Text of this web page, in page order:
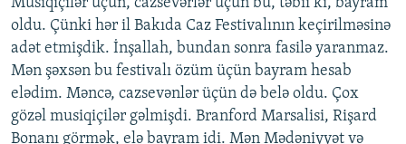
Musiqiçilər üçün, cazsevərlər üçün bu, təbii ki, bayram
oldu. Çünki hər il Bakıda Caz Festivalının keçirilməsinə
adət etmişdik. İnşallah, bundan sonra fasilə yaranmaz.
Mən şəxsən bu festivalı özüm üçün bayram hesab
elədim. Məncə, cazsevənlər üçün də belə oldu. Çox
gözəl musiqiçilər gəlmişdi. Branford Marsalisi, Rişard
Bonanı görmək, elə bayram idi. Mən Mədəniyyət və